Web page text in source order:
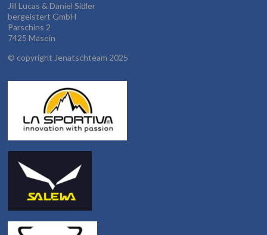
Jill Lucas & Daniel Sidler
bergeistert GmbH
Parschins 2
7425 Masein
© copyright Jenatschteam 2025